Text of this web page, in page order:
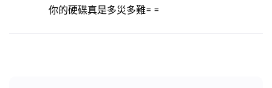
你的硬碟真是多災多難= =